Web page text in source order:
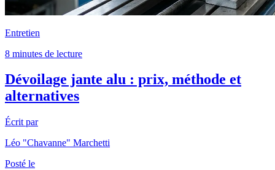
Entretien
8 minutes de lecture
Dévoilage jante alu : prix, méthode et
alternatives
Écrit par
Léo "Chavanne" Marchetti
Posté le